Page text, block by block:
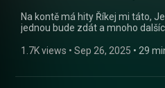
Na kontě má hity Říkej mi táto,
jednou bude zdát a mnoho
vystupovat. „Je to snad ještě
1.7K views • Sep 26, 2025 • 29